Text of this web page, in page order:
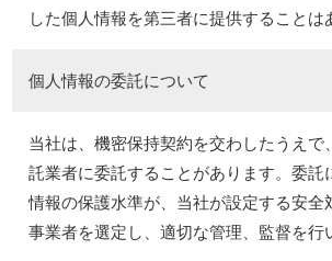
した個人情報を第三者に提供することは
個人情報の委託について
当社は、機密保持契約を交わしたうえで
託業者に委託することがあります。委託
情報の保護水準が、当社が設定する安全
事業者を選定し、適切な管理、監督を行